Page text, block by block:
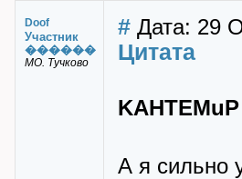
Doof
Участник
������
МО. Тучково
# Дата: 29
Цитата
KAHTEMuP
А я сильно